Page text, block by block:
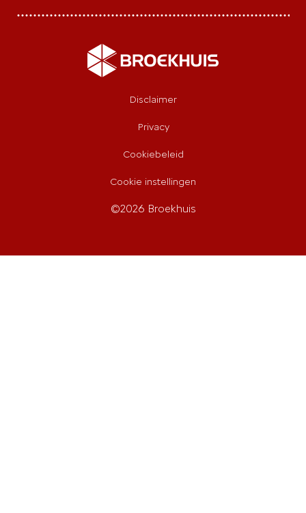
Het totale Citroën aanbod
Nieuws
Algemene voorwaarden
Disclaimer
Privacy
Cookiebeleid
Cookie instellingen
©2026 Broekhuis